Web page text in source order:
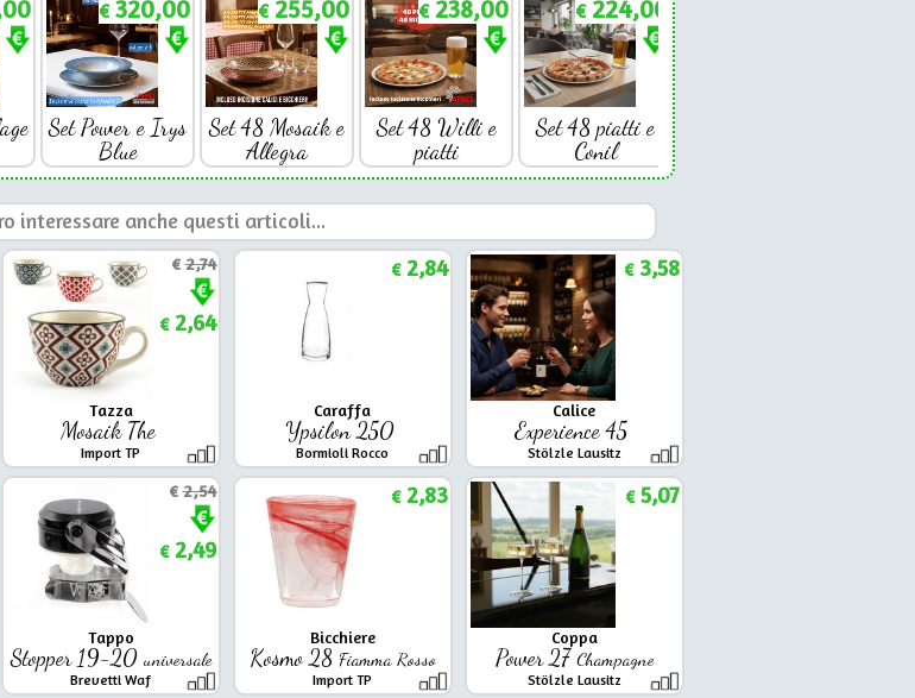
€320,00
Set Power e Irys
Blue
€255,00
Set 48 Mosaik e
Allegra
€238,00
Set 48 Willi e
piatti
€224,00
Set 48 piatti e
Conil
interessare anche questi articoli...
Tazza
Mosaik The
Import TP
€2,74
€2,64
Caraffa
Ypsilon 250
Bormioli Rocco
€2,84
Calice
Experience 45
Stölzle Lausitz
€3,58
Tappo
Stopper 19-20 universale
Brevetti Waf
€2,54
€2,49
Bicchiere
Kosmo 28 Fiamma Rosso
Import TP
€2,83
Coppa
Power 27 Champagne
Stölzle Lausitz
€5,07